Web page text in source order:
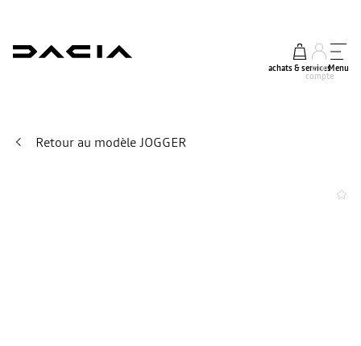
achats & services
mon
compte
Menu
Retour au modèle JOGGER